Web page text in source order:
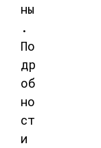
ны
.
По
др
об
но
ст
и